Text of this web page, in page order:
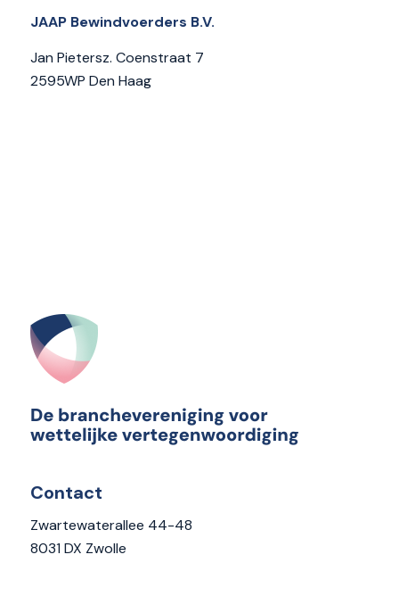
JAAP Bewindvoerders B.V.
Jan Pietersz. Coenstraat 7
2595WP Den Haag
Contact
Zwartewaterallee 44-48
8031 DX Zwolle